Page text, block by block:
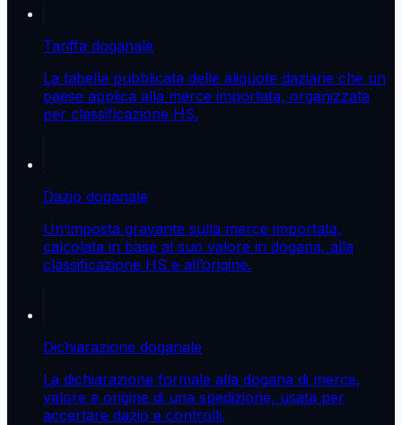
Tariffa doganale
La tabella pubblicata delle aliquote daziarie che un
paese applica alla merce importata, organizzata
per classificazione HS.
Dazio doganale
Un’imposta gravante sulla merce importata,
calcolata in base al suo valore in dogana, alla
classificazione HS e all’origine.
Dichiarazione doganale
La dichiarazione formale alla dogana di merce,
valore e origine di una spedizione, usata per
accertare dazio e controlli.